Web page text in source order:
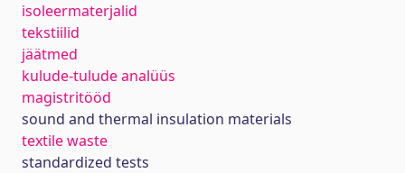
isoleermaterjalid
tekstiilid
jäätmed
kulude-tulude analüüs
magistritööd
sound and thermal insulation materials
textile waste
standardized tests